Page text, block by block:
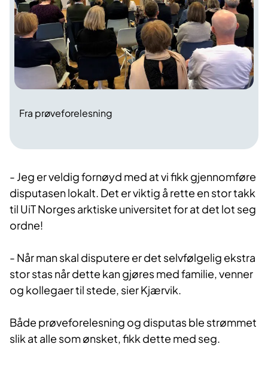
Fra prøveforelesning
- Jeg er veldig fornøyd med at vi fikk gjennomføre
disputasen lokalt. Det er viktig å rette en stor takk
til UiT Norges arktiske universitet for at det lot seg
ordne!
- Når man skal disputere er det selvfølgelig ekstra
stor stas når dette kan gjøres med familie, venner
og kollegaer til stede, sier Kjærvik.
Både prøveforelesning og disputas ble strømmet
slik at alle som ønsket, fikk dette med seg.